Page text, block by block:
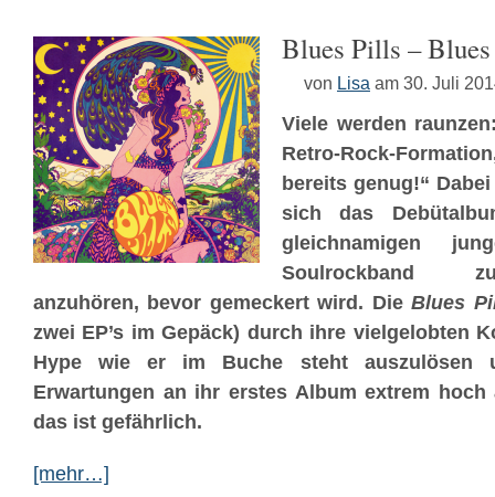
Blues Pills –
von Lisa am 30. Juli
Viele werden
Retro-Rock-
bereits genug!“
sich das
gleichnamigen
Soulrockband
anzuhören, bevor gemeckert wird. DieBlues
zwei EP’s im Gepäck) durch ihre vielgelobten
Hype wie er im Buche steht auszulösen
Erwartungen an ihr erstes Album extrem hoch
das ist gefährlich.
[mehr…]